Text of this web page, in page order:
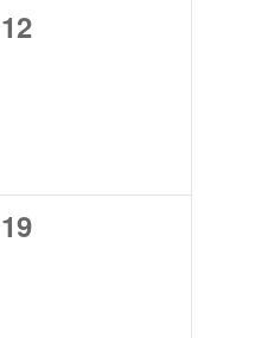
0
12
0
19